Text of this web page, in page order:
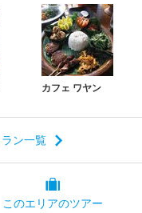
カフェ ワヤン
ン一覧
このエリアのツアー